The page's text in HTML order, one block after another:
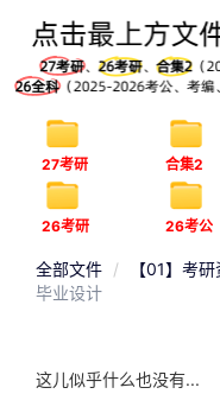
27考研 合集2
26考研 26考公
全部文件 【01】考
毕业设计
这儿似乎什么也没有...